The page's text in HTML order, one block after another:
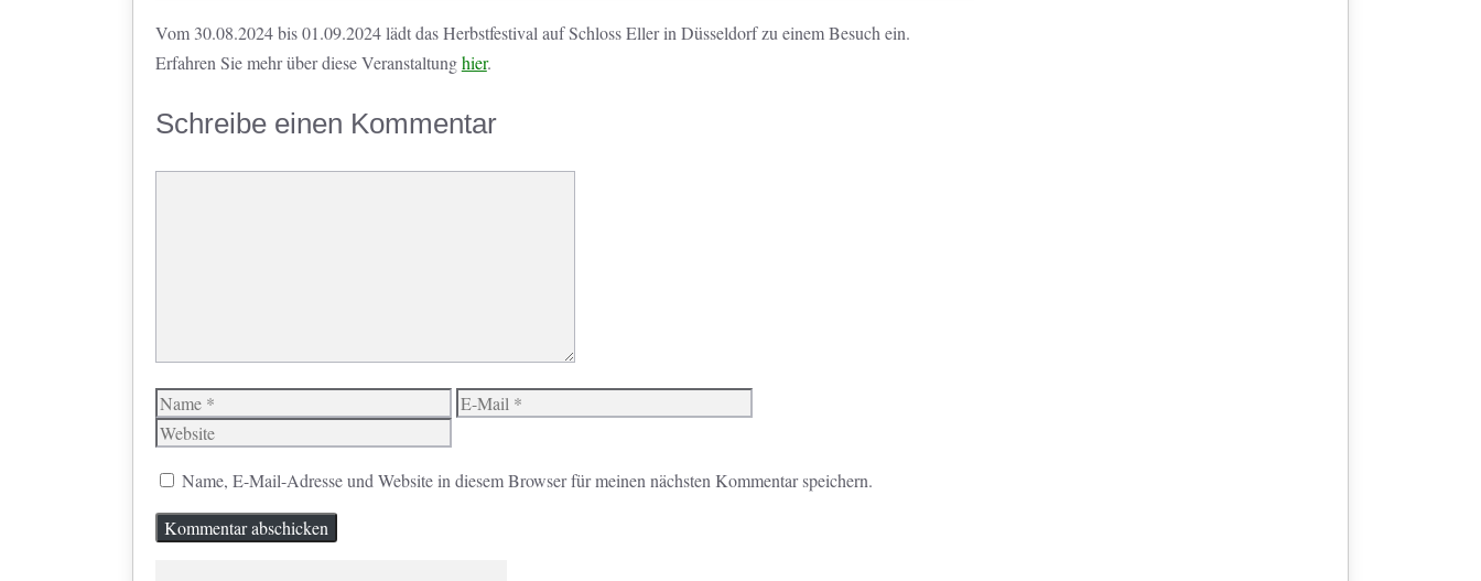
Vom 30.08.2024 bis 01.09.2024 lädt das Herbstfestival auf Schloss Eller in Düsseldorf zu einem Besuch ein.
Erfahren Sie mehr über diese Veranstaltunghier.
Schreibe einen Kommentar
Name
E-
Name, E-Mail-Adresse und Website in diesem Browser für meinen nächsten Kommentar speichern.